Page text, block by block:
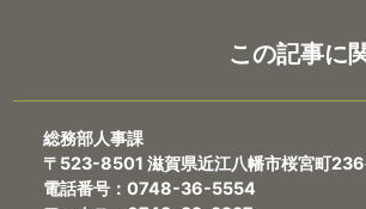
この記事に
総務部人事課
〒523-8501 滋賀県近江八幡市桜宮町
電話番号：0748-36-5554